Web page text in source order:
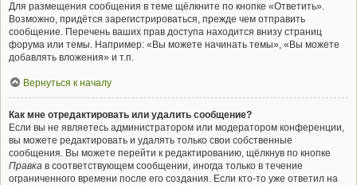
Для размещения сообщения в теме щёлкните по кнопке «Ответить».
Возможно, придётся зарегистрироваться, прежде чем отправить
сообщение. Перечень ваших прав доступа находится внизу страниц
форума или темы. Например: «Вы можете начинать темы», «Вы можете
добавлять вложения» и т.п.
Вернуться к началу
Как мне отредактировать или удалить сообщение?
Если вы не являетесь администратором или модератором конференции,
вы можете редактировать и удалять только свои собственные
сообщения. Вы можете перейти к редактированию, щёлкнув по кнопке
Правка в соответствующем сообщении, иногда только в течение
ограниченного времени после его создания. Если кто-то уже ответил на